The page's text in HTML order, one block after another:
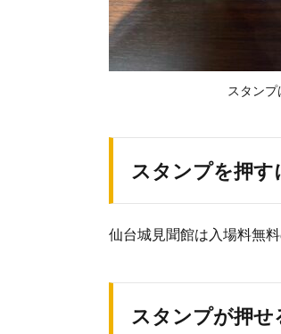
スタン
スタンプを押す
仙台城見聞館は入場料無料
スタンプが押せ